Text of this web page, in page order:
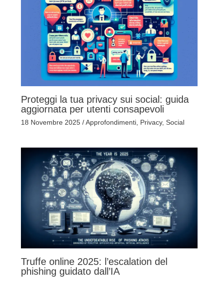
Proteggi la tua privacy sui social: guida
aggiornata per utenti consapevoli
18 Novembre 2025 /Approfondimenti, Privacy, Social
Truffe online 2025: l’escalation del
phishing guidato dall’IA